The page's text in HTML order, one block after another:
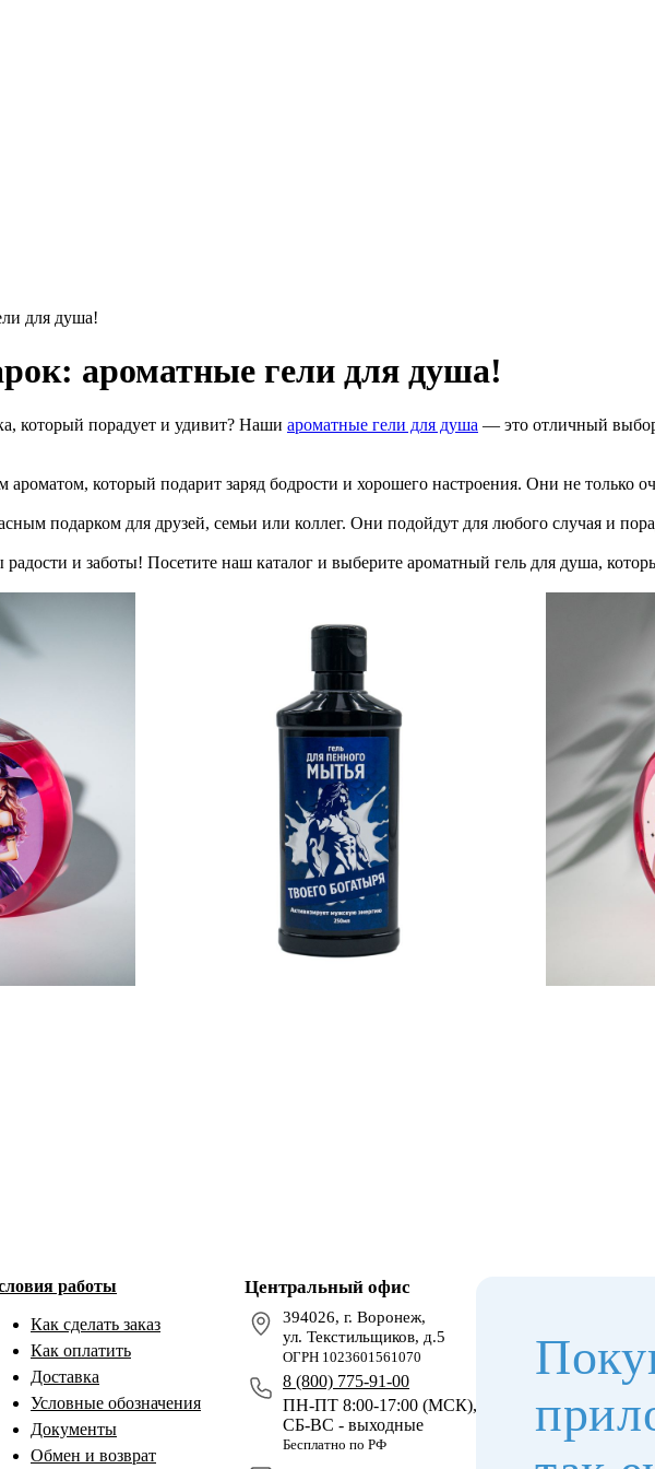
для душа!
ароматные гели для душа!
который порадует и удивит? Наши ароматные гели для душа — это отличный
ароматом, который подарит заряд бодрости и хорошего настроения. Они не
подарком для друзей, семьи или коллег. Они подойдут для любого случая и
и заботы! Посетите наш каталог и выберите ароматный гель для душа,
Центральный офис
394026, г. Воронеж,
ул. Текстильщиков, д.5
ОГРН 1023601561070
8 (800) 775-91-00
ПН-ПТ 8:00-17:00 (МСК),
СБ-ВС - выходные
Бесплатно по РФ
работы
Как сделать заказ
Как оплатить
Доставка
Условные обозначения
Документы
Обмен и возврат